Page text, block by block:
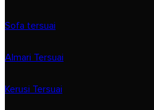
Sofa tersuai
Almari Tersuai
Kerusi Tersuai